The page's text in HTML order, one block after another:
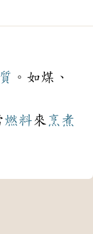
。如煤、
燃料來 烹煮